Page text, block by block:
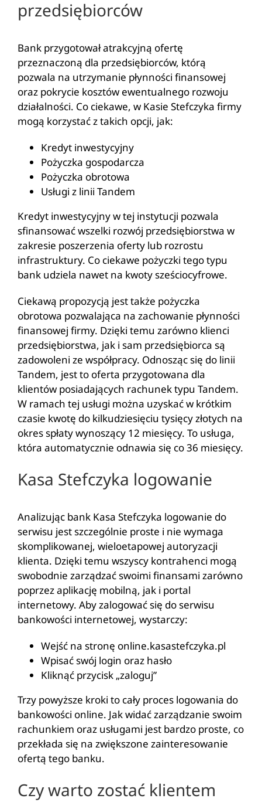
przedsiębiorców
Bank przygotował atrakcyjną ofertę
przeznaczoną dla przedsiębiorców, którą
pozwala na utrzymanie płynności finansowej
oraz pokrycie kosztów ewentualnego rozwoju
działalności. Co ciekawe, w Kasie Stefczyka firmy
mogą korzystać z takich opcji, jak:
Kredyt inwestycyjny
Pożyczka gospodarcza
Pożyczka obrotowa
Usługi z linii Tandem
Kredyt inwestycyjny w tej instytucji pozwala
sfinansować wszelki rozwój przedsiębiorstwa w
zakresie poszerzenia oferty lub rozrostu
infrastruktury. Co ciekawe pożyczki tego typu
bank udziela nawet na kwoty sześciocyfrowe.
Ciekawą propozycją jest także pożyczka
obrotowa pozwalająca na zachowanie płynności
finansowej firmy. Dzięki temu zarówno klienci
przedsiębiorstwa, jak i sam przedsiębiorca są
zadowoleni ze współpracy. Odnosząc się do linii
Tandem, jest to oferta przygotowana dla
klientów posiadających rachunek typu Tandem.
W ramach tej usługi można uzyskać w krótkim
czasie kwotę do kilkudziesięciu tysięcy złotych na
okres spłaty wynoszący 12 miesięcy. To usługa,
która automatycznie odnawia się co 36 miesięcy.
Kasa Stefczyka logowanie
Analizując bank Kasa Stefczyka logowanie do
serwisu jest szczególnie proste i nie wymaga
skomplikowanej, wieloetapowej autoryzacji
klienta. Dzięki temu wszyscy kontrahenci mogą
swobodnie zarządzać swoimi finansami zarówno
poprzez aplikację mobilną, jak i portal
internetowy. Aby zalogować się do serwisu
bankowości internetowej, wystarczy:
Wejść na stronę online.kasastefczyka.pl
Wpisać swój login oraz hasło
Kliknąć przycisk „zaloguj”
Trzy powyższe kroki to cały proces logowania do
bankowości online. Jak widać zarządzanie swoim
rachunkiem oraz usługami jest bardzo proste, co
przekłada się na zwiększone zainteresowanie
ofertą tego banku.
Czy warto zostać klientem